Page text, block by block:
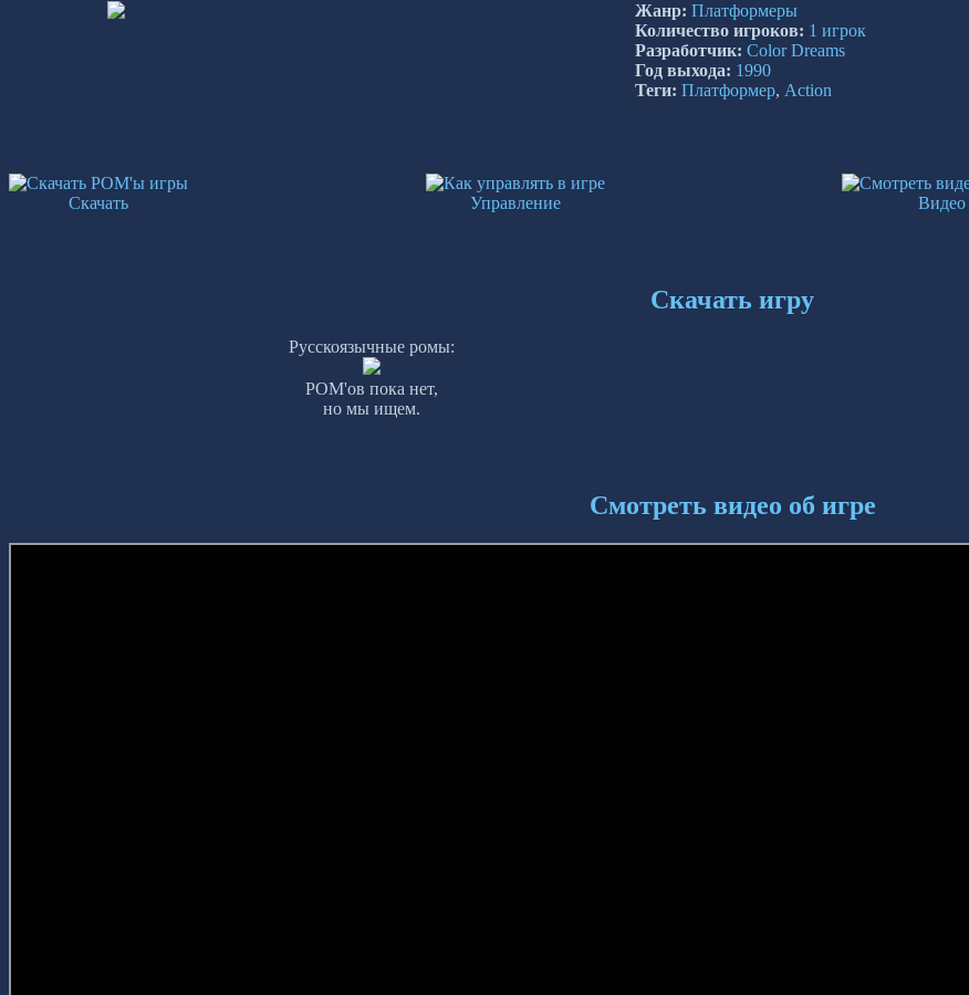
Жанр: Платформеры
Количество игроков: 1 игрок
Разработчик: Color Dreams
Год выхода: 1990
Теги: Платформер, Action
Скачать Управление Видео
Скачать игру
Русскоязычные ромы:
РОМ'ов пока нет,
но мы ищем.
Смотреть видео об игре